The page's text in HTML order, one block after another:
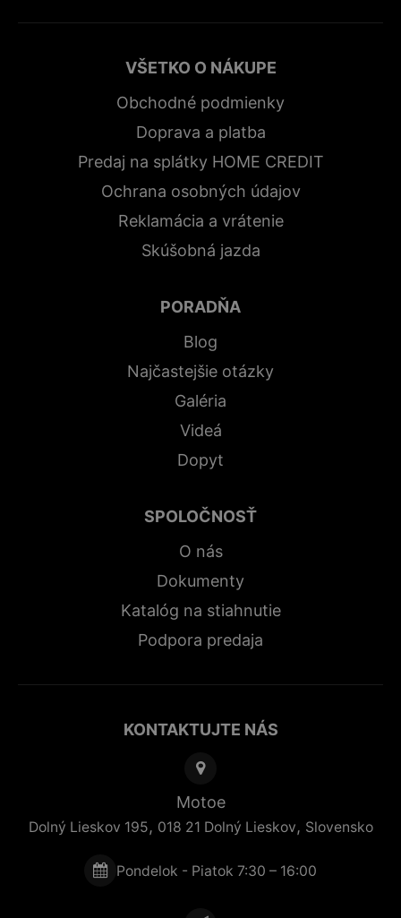
VŠETKO O NÁKUPE
Obchodné podmienky
Doprava a platba
Predaj na splátky HOME CREDIT
Ochrana osobných údajov
Reklamácia a vrátenie
Skúšobná jazda
PORADŇA
Blog
Najčastejšie otázky
Galéria
Videá
Dopyt
SPOLOČNOSŤ
O nás
Dokumenty
Katalóg na stiahnutie
Podpora predaja
KONTAKTUJTE NÁS
Motoe
Dolný Lieskov 195, 018 21 Dolný Lieskov, Slovensko
Pondelok - Piatok 7:30 – 16:00